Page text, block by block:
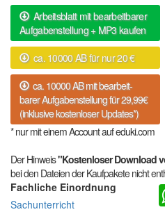
Arbeitsblatt mit bearbeitbarer
Aufgabenstellung + MP3 kaufen
ca. 10000 AB für nur 20 €
ca. 10000 AB mit bearbeit-
barer Aufgabenstellung für 29,99€
(inklusive kostenloser Updates*)
* nur mit einem Account auf eduki.com
Der Hinweis"Kostenloser Download
bei den Dateien der Kaufpakete nicht
Fachliche Einordnung
Sachunterricht